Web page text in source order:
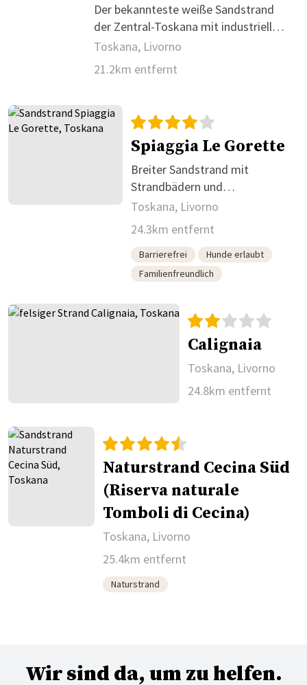
Der bekannteste weiße Sandstrand
der Zentral-Toskana mit industrieller
Kulisse.
Toskana, Livorno
21.2km entfernt
Spiaggia Le Gorette
Breiter Sandstrand mit
Strandbädern und
Hundebereich
Toskana, Livorno
24.3km entfernt
Barrierefrei
Hunde erlaubt
Familienfreundlich
Calignaia
Toskana, Livorno
24.8km entfernt
Naturstrand Cecina Süd
(Riserva naturale
Tomboli di Cecina)
Toskana, Livorno
25.4km entfernt
Naturstrand
Wir sind da, um zu helfen.